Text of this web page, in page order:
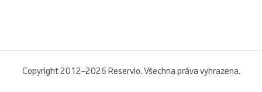
Copyright 2012–2026 Reservio. Všechna práva vyhrazena.